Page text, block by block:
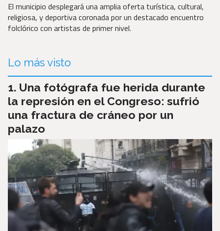
El municipio desplegará una amplia oferta turística, cultural,
religiosa, y deportiva coronada por un destacado encuentro
folclórico con artistas de primer nivel.
Lo más visto
Una fotógrafa fue herida durante
la represión en el Congreso: sufrió
una fractura de cráneo por un
palazo